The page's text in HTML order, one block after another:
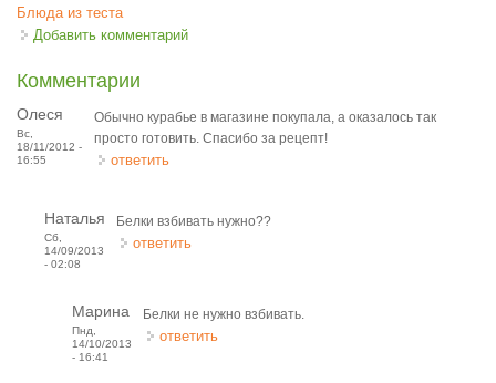
Блюда из теста
Добавить комментарий
Комментарии
Олеся
Вс,
18/11/2012 -
16:55
Обычно курабье в магазине покупала, а оказалось так
просто готовить. Спасибо за рецепт!
ответить
Наталья
Сб,
14/09/2013
- 02:08
Белки взбивать нужно??
ответить
Марина
Пнд,
14/10/2013
- 16:41
Белки не нужно взбивать.
ответить